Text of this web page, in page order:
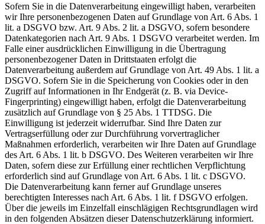
Sofern Sie in die Datenverarbeitung eingewilligt haben, verarbeiten
wir Ihre personenbezogenen Daten auf Grundlage von Art. 6 Abs. 1
lit. a DSGVO bzw. Art. 9 Abs. 2 lit. a DSGVO, sofern besondere
Datenkategorien nach Art. 9 Abs. 1 DSGVO verarbeitet werden. Im
Falle einer ausdrücklichen Einwilligung in die Übertragung
personenbezogener Daten in Drittstaaten erfolgt die
Datenverarbeitung außerdem auf Grundlage von Art. 49 Abs. 1 lit. a
DSGVO. Sofern Sie in die Speicherung von Cookies oder in den
Zugriff auf Informationen in Ihr Endgerät (z. B. via Device-
Fingerprinting) eingewilligt haben, erfolgt die Datenverarbeitung
zusätzlich auf Grundlage von § 25 Abs. 1 TTDSG. Die
Einwilligung ist jederzeit widerrufbar. Sind Ihre Daten zur
Vertragserfüllung oder zur Durchführung vorvertraglicher
Maßnahmen erforderlich, verarbeiten wir Ihre Daten auf Grundlage
des Art. 6 Abs. 1 lit. b DSGVO. Des Weiteren verarbeiten wir Ihre
Daten, sofern diese zur Erfüllung einer rechtlichen Verpflichtung
erforderlich sind auf Grundlage von Art. 6 Abs. 1 lit. c DSGVO.
Die Datenverarbeitung kann ferner auf Grundlage unseres
berechtigten Interesses nach Art. 6 Abs. 1 lit. f DSGVO erfolgen.
Über die jeweils im Einzelfall einschlägigen Rechtsgrundlagen wird
in den folgenden Absätzen dieser Datenschutzerklärung informiert.